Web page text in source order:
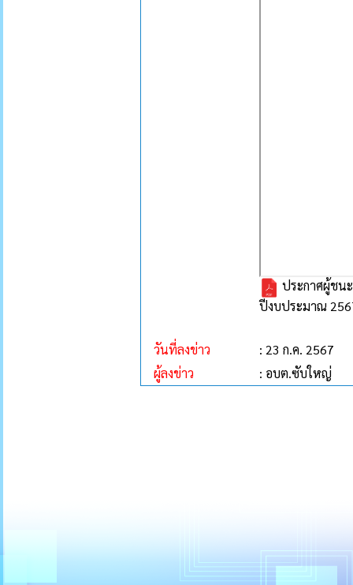
ประกาศผู้ชน
ปีงบประมาณ
วันที่ลงข่าว
: 23 ก.ค. 2567
ผู้ลงข่าว
: อบต.ซับใหญ่